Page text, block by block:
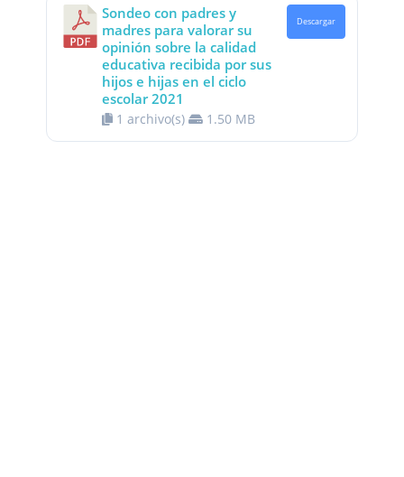
Sondeo con padres y
madres para valorar su
opinión sobre la calidad
educativa recibida por sus
hijos e hijas en el ciclo
escolar 2021
1 archivo(s) 1.50 MB
Descargar